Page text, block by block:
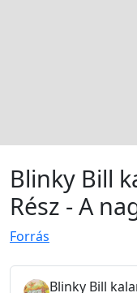
Blinky Bill
Rész - A
Forrás
Blinky Bill